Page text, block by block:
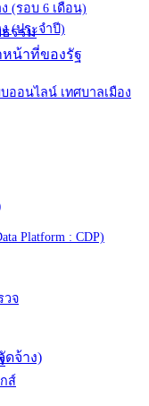
(รอบ 6 เดือน)
(ประจำปี)
ออนไลน์ เทศบาลเมือง
Platform : CDP)
วจ
ส์
รรม
หน้าที่ของรัฐ
ดจ้าง)
า จังหวัดชลบุรี |